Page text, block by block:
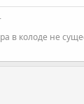
в колоде не